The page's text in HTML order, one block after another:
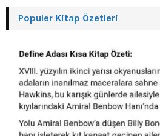
Populer Kitap Özetleri